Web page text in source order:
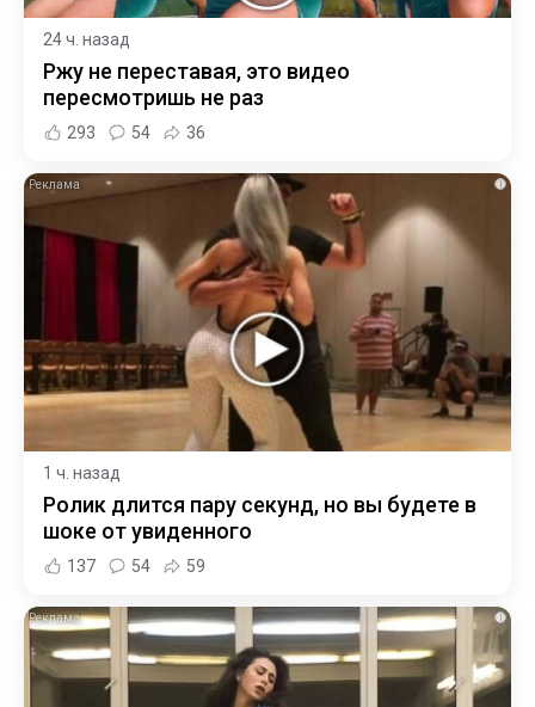
24 ч. назад
Ржу не переставая, это видео
пересмотришь не раз
293 54 36
i
1 ч. назад
Ролик длится пару секунд, но вы будете в
шоке от увиденного
137 54 59
i